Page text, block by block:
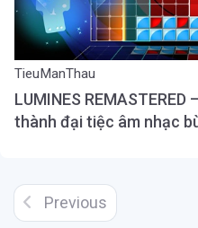
TieuManThau
LUMINES REMASTERED
thành đại tiệc âm nhạc
Previous